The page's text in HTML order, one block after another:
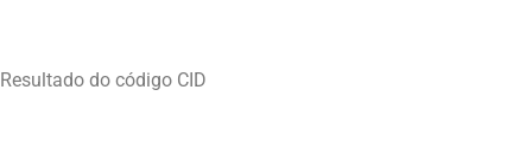
Resultado do código CID